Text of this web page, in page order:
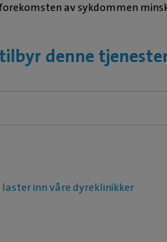
av sykdommen
denne
inn våre dyreklinikker